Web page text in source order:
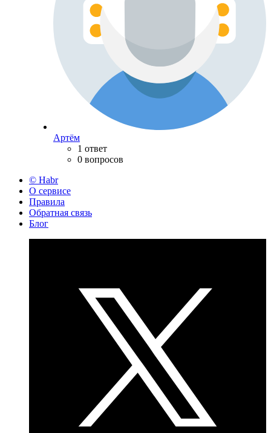
Артём
1 ответ
0 вопросов
© Habr
О сервисе
Правила
Обратная связь
Блог